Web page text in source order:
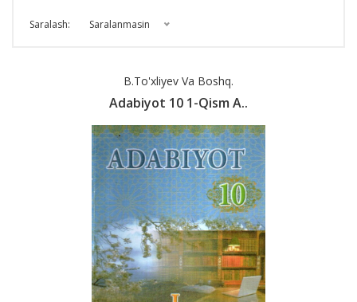
Saralash: Saralanmasin
B.To'xliyev Va Boshq.
Adabiyot 10 1-Qism А..